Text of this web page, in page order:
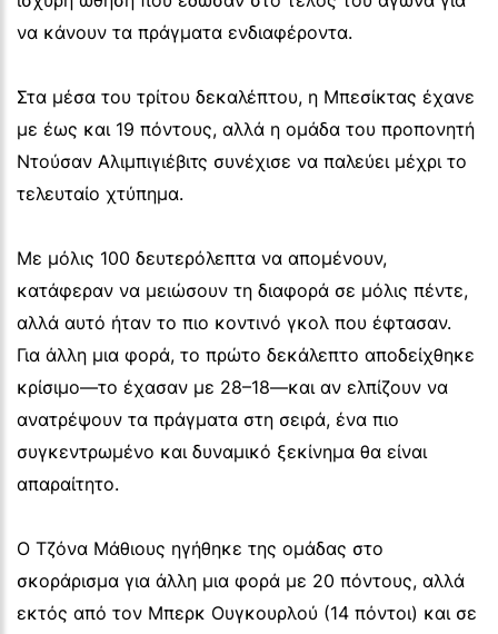
να κάνουν τα πράγματα ενδιαφέροντα.
Στα μέσα του τρίτου δεκαλέπτου, η Μπεσίκτας έχανε
με έως και 19 πόντους, αλλά η ομάδα του προπονητή
Ντούσαν Αλιμπιγιέβιτς συνέχισε να παλεύει μέχρι το
τελευταίο χτύπημα.
Με μόλις 100 δευτερόλεπτα να απομένουν,
κατάφεραν να μειώσουν τη διαφορά σε μόλις πέντε,
αλλά αυτό ήταν το πιο κοντινό γκολ που έφτασαν.
Για άλλη μια φορά, το πρώτο δεκάλεπτο αποδείχθηκε
κρίσιμο—το έχασαν με 28–18—και αν ελπίζουν να
ανατρέψουν τα πράγματα στη σειρά, ένα πιο
συγκεντρωμένο και δυναμικό ξεκίνημα θα είναι
απαραίτητο.
Ο Τζόνα Μάθιους ηγήθηκε της ομάδας στο
σκοράρισμα για άλλη μια φορά με 20 πόντους, αλλά
εκτός από τον Μπερκ Ουγκουρλού (14 πόντοι) και σε